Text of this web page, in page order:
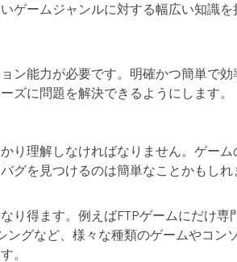
ゲームジャンルに対する幅広い知識
ン能力が必要です。明確かつ簡単で
ズに問題を解決できるようにします。
り理解しなければなりません。ゲー
グを見つけるのは簡単なことかもし
得ます。例えばFTPゲームにだけ
ングなど、様々な種類のゲームやコ
。